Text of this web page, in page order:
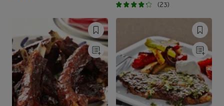
(23)